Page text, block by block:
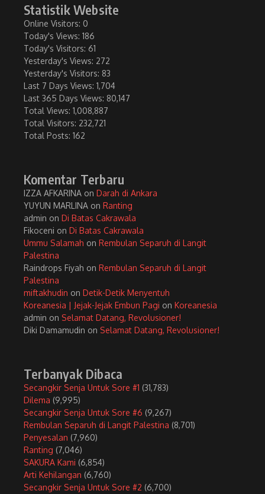
Statistik Website
Online Visitors: 0
Today's Views: 186
Today's Visitors: 61
Yesterday's Views: 272
Yesterday's Visitors: 83
Last 7 Days Views: 1,704
Last 365 Days Views: 80,147
Total Views: 1,008,887
Total Visitors: 232,721
Total Posts: 162
Komentar Terbaru
IZZA AFKARINA on Darah di Ankara
YUYUN MARLINA on Ranting
admin on Di Batas Cakrawala
Fikoceni on Di Batas Cakrawala
Ummu Salamah on Rembulan Separuh di Langit
Palestina
Raindrops Fiyah on Rembulan Separuh di Langit
Palestina
miftakhudin on Detik-Detik Menyentuh
Koreanesia | Jejak-Jejak Embun Pagi on Koreanesia
admin on Selamat Datang, Revolusioner!
Diki Damamudin on Selamat Datang, Revolusioner!
Terbanyak Dibaca
Secangkir Senja Untuk Sore #1 (31,783)
Dilema (9,995)
Secangkir Senja Untuk Sore #6 (9,267)
Rembulan Separuh di Langit Palestina (8,701)
Penyesalan (7,960)
Ranting (7,046)
SAKURA Kami (6,854)
Arti Kehilangan (6,760)
Secangkir Senja Untuk Sore #2 (6,700)